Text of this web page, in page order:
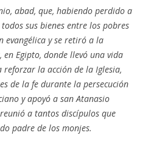
abad, que, habiendo perdido a
sus bienes entre los pobres
evangélica y se retiró a la
en Egipto, donde llevó una vida
reforzar la acción de la Iglesia,
de la fe durante la persecución
y apoyó a san Atanasio
a tantos discípulos que
padre de los monjes.